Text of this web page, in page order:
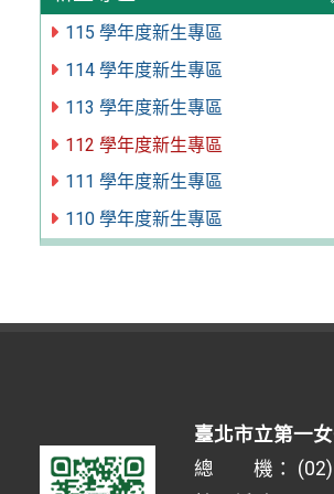
115 學年度新生專區
114 學年度新生專區
113 學年度新生專區
112 學年度新生專區
111 學年度新生專區
110 學年度新生專區
臺北市立第一
總 機： (02)